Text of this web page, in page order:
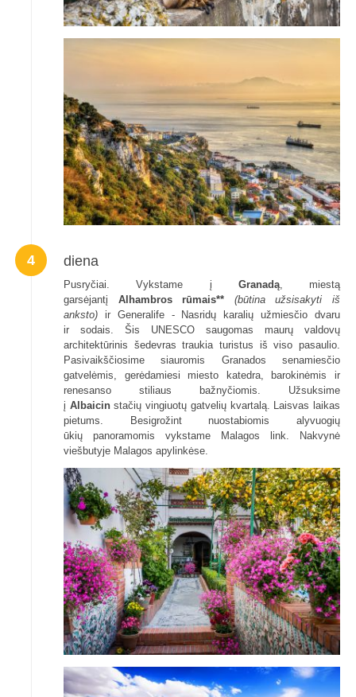
4 diena
Pusryčiai. Vykstame į Granadą, miestą
garsėjantį Alhambros rūmais** (būtina užsisakyti iš
anksto) ir Generalife - Nasridų karalių užmiesčio dvaru
ir sodais. Šis UNESCO saugomas maurų valdovų
architektūrinis šedevras traukia turistus iš viso pasaulio.
Pasivaikščiosime siauromis Granados senamiesčio
gatvelėmis, gerėdamiesi miesto katedra, barokinėmis ir
renesanso stiliaus bažnyčiomis. Užsuksime
į Albaicinstačių vingiuotų gatvelių kvartalą. Laisvas laikas
pietums. Besigrožint nuostabiomis alyvuogių
ūkių panoramomis vykstame Malagos link. Nakvynė
viešbutyje Malagos apylinkėse.